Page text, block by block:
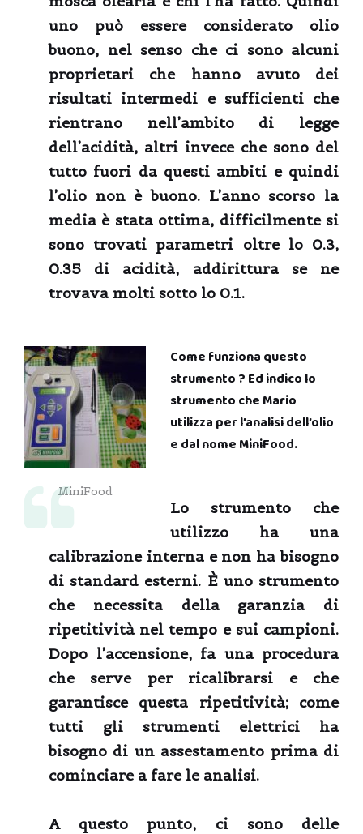
uno può essere considerato olio
buono, nel senso che ci sono alcuni
proprietari che hanno avuto dei
risultati intermedi e sufficienti che
rientrano nell’ambito di legge
dell’acidità, altri invece che sono del
tutto fuori da questi ambiti e quindi
l’olio non è buono. L’anno scorso la
media è stata ottima, difficilmente si
sono trovati parametri oltre lo 0.3,
0.35 di acidità, addirittura se ne
trovava molti sotto lo 0.1.
MiniFood
Come funziona questo
strumento ? Ed indico lo
strumento che Mario
utilizza per l’analisi dell’olio
e dal nome MiniFood.
Lo strumento che
utilizzo ha una
calibrazione interna e non ha bisogno
di standard esterni. È uno strumento
che necessita della garanzia di
ripetitività nel tempo e sui campioni.
Dopo l’accensione, fa una procedura
che serve per ricalibrarsi e che
garantisce questa ripetitività; come
tutti gli strumenti elettrici ha
bisogno di un assestamento prima di
cominciare a fare le analisi.
A questo punto, ci sono delle